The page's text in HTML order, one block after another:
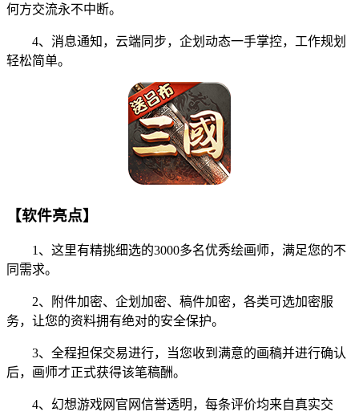
何方交流永不中断。
4、消息通知，云端同步，企划动态一手掌控，工作规划
轻松简单。
【软件亮点】
1、这里有精挑细选的3000多名优秀绘画师，满足您的不
同需求。
2、附件加密、企划加密、稿件加密，各类可选加密服
务，让您的资料拥有绝对的安全保护。
3、全程担保交易进行，当您收到满意的画稿并进行确认
后，画师才正式获得该笔稿酬。
4、幻想游戏网官网信誉透明，每条评价均来自真实交